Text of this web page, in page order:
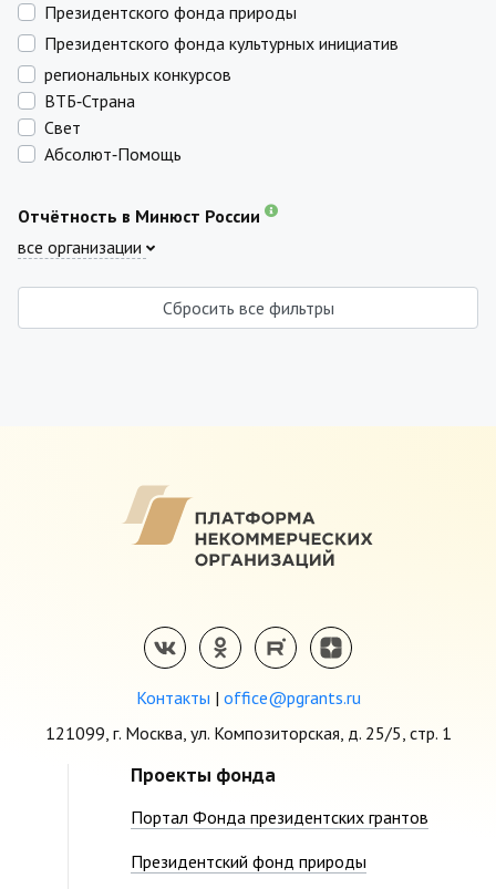
Президентского фонда природы
Президентского фонда культурных инициатив
региональных конкурсов
ВТБ‑Страна
Свет
Абсолют‑Помощь
Отчётность в Минюст России
все организации
Сбросить все фильтры
Контакты | office@pgrants.ru
121099, г. Москва, ул. Композиторская, д. 25/5, стр. 1
Проекты фонда
Портал Фонда президентских грантов
Президентский фонд природы